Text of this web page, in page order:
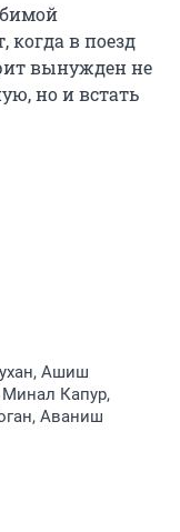
в поезд
вынужден не
но и встать
Ашиш
Капур,
Аваниш